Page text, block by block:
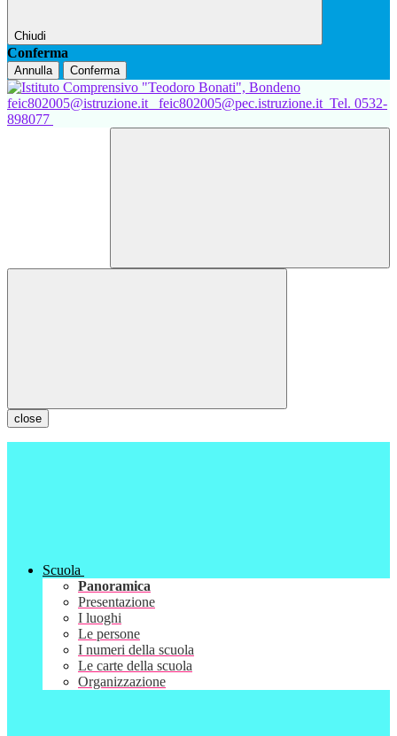
Chiudi
Conferma
Annulla Conferma
feic802005@istruzione.it feic802005@pec.istruzione.it Tel. 0532-
898077
close
Scuola
Panoramica
Presentazione
I luoghi
Le persone
I numeri della scuola
Le carte della scuola
Organizzazione